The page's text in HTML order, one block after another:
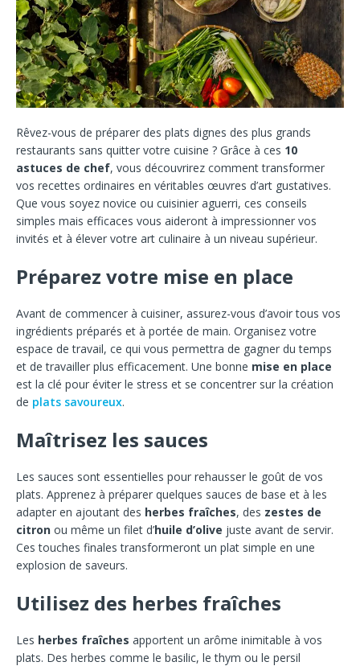
Rêvez-vous de préparer des plats dignes des plus grands
restaurants sans quitter votre cuisine ? Grâce à ces 10
astuces de chef, vous découvrirez comment transformer
vos recettes ordinaires en véritables œuvres d’art gustatives.
Que vous soyez novice ou cuisinier aguerri, ces conseils
simples mais efficaces vous aideront à impressionner vos
invités et à élever votre art culinaire à un niveau supérieur.
Préparez votre mise en place
Avant de commencer à cuisiner, assurez-vous d’avoir tous vos
ingrédients préparés et à portée de main. Organisez votre
espace de travail, ce qui vous permettra de gagner du temps
et de travailler plus efficacement. Une bonne mise en place
est la clé pour éviter le stress et se concentrer sur la création
de plats savoureux.
Maîtrisez les sauces
Les sauces sont essentielles pour rehausser le goût de vos
plats. Apprenez à préparer quelques sauces de base et à les
adapter en ajoutant des herbes fraîches, des zestes de
citron ou même un filet d’huile d’olive juste avant de servir.
Ces touches finales transformeront un plat simple en une
explosion de saveurs.
Utilisez des herbes fraîches
Les herbes fraîches apportent un arôme inimitable à vos
plats. Des herbes comme le basilic, le thym ou le persil